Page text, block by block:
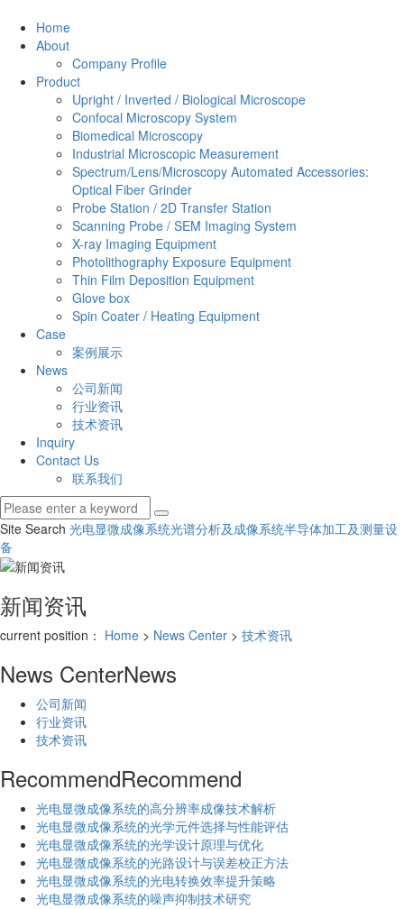
Home
About
Company Profile
Product
Upright / Inverted / Biological Microscope
Confocal Microscopy System
Biomedical Microscopy
Industrial Microscopic Measurement
Spectrum/Lens/Microscopy Automated Accessories:
Optical Fiber Grinder
Probe Station / 2D Transfer Station
Scanning Probe / SEM Imaging System
X-ray Imaging Equipment
Photolithography Exposure Equipment
Thin Film Deposition Equipment
Glove box
Spin Coater / Heating Equipment
Case
案例展示
News
公司新闻
行业资讯
技术资讯
Inquiry
Contact Us
联系我们
Site Search 光电显微成像系统光谱分析及成像系统半导体加工及测量设
备
新闻资讯
current position： Home > News Center > 技术资讯
News CenterNews
公司新闻
行业资讯
技术资讯
RecommendRecommend
光电显微成像系统的高分辨率成像技术解析
​光电显微成像系统的光学元件选择与性能评估
光电显微成像系统的光学设计原理与优化
光电显微成像系统的光路设计与误差校正方法
光电显微成像系统的光电转换效率提升策略
光电显微成像系统的噪声抑制技术研究